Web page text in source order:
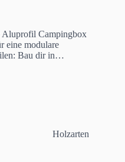
Aluprofil Campingbox
eine modulare
Bau dir in…
Holzarten